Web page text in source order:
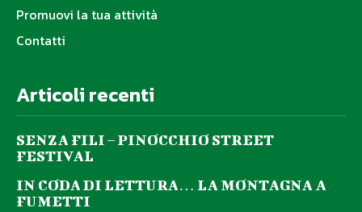
Promuovi la tua attività
Contatti
Articoli recenti
SENZA FILI – PINOCCHIO STREET
FESTIVAL
IN CODA DI LETTURA… LA MONTAGNA A
FUMETTI